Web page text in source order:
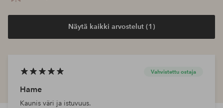
Näytä kaikki arvostelut (1)
Vahvistettu ostaja
Hame
Kaunis väri ja istuvuus.